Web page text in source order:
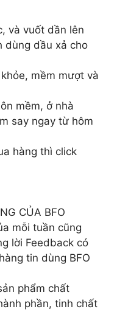
và vuốt dần lên
dùng dầu xả cho
mềm mượt và
mềm, ở nhà
say ngay từ hôm
hàng thì click
CỦA BFO
mỗi tuần cũng
lời Feedback có
tin dùng BFO
phẩm chất
phần, tinh chất